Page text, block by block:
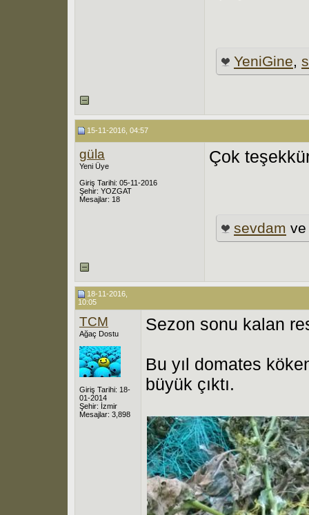
YeniGine,
15-11-2016, 04:57
güla
Yeni Üye
Giriş Tarihi: 05-11-2016
Şehir: YOZGAT
Mesajlar: 18
Çok
sevdam
18-11-2016,
10:05
TCM
Ağaç Dostu
Giriş Tarihi: 18-
01-2014
Şehir: İzmir
Mesajlar: 3,898
Sezon sonu kalan
Bu yıl domates
büyük çıktı.